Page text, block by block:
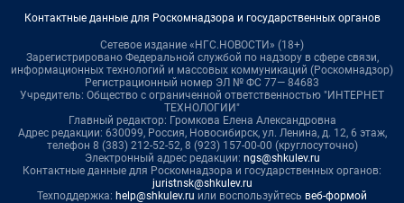
Контактные данные для Роскомнадзора и государственных органов
Сетевое издание «НГС.НОВОСТИ» (18+)
Зарегистрировано Федеральной службой по надзору в сфере связи,
информационных технологий и массовых коммуникаций (Роскомнадзор)
Регистрационный номер ЭЛ № ФС 77— 84683
Учредитель: Общество с ограниченной ответственностью "ИНТЕРНЕТ
ТЕХНОЛОГИИ"
Главный редактор: Громкова Елена Александровна
Адрес редакции: 630099, Россия, Новосибирск, ул. Ленина, д. 12, 6 этаж,
телефон 8 (383) 212-52-52, 8 (923) 157-00-00 (круглосуточно)
Электронный адрес редакции: ngs@shkulev.ru
Контактные данные для Роскомнадзора и государственных органов:
juristnsk@shkulev.ru
Техподдержка: help@shkulev.ru или воспользуйтесь веб-формой